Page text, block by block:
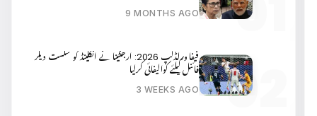
9 MONTHS AGO
فیفا ورلڈکپ 2026: ارجنٹینا نے انگلینڈ کو شکست دیکر
فائنل کیلئے کوالیفائی کرلیا
3 WEEKS AGO